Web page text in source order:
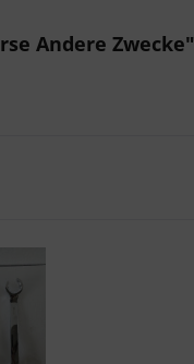
Andere Zwecke"